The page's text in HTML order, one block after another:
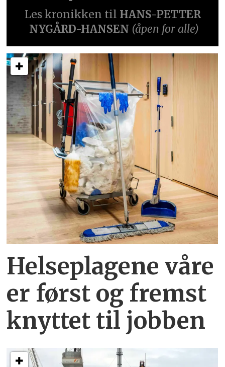
Les kronikken til HANS-PETTER
NYGÅRD-HANSEN (åpen for alle)
Helseplagene våre
er først og fremst
knyttet til jobben